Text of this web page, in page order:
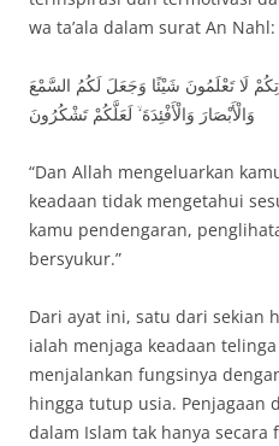
wa ta’ala dalam surat An Nahl:
لَا تَعْلَمُونَ شَيْئًا وَجَعَلَ لَكُمُ السَّمْعَ
وَالْأَبْصَارَ وَالْأَفْئِدَةَ ۙ لَعَلَّكُمْ تَشْكُرُونَ
“Dan Allah mengeluarkan
keadaan tidak mengetahui
kamu pendengaran,
bersyukur.”
Dari ayat ini, satu dari sekian
ialah menjaga keadaan
menjalankan fungsinya
hingga tutup usia. Penjagaan
dalam Islam tak hanya secara